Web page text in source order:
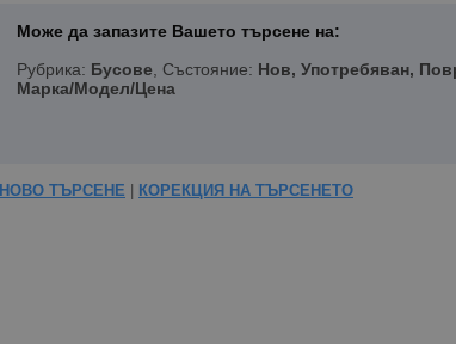
Може да запазите Вашето търсене на:
Рубрика: Бусове, Състояние: Нов, Употребяван,
Марка/Модел/Цена
НОВО ТЪРСЕНЕ КОРЕКЦИЯ НА ТЪРСЕНЕТО